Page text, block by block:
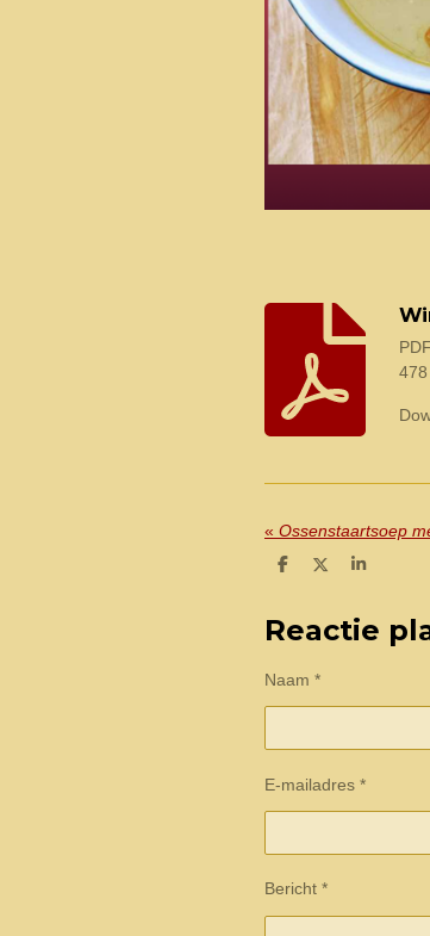
« Ossenstaartsoep
D
e
n
D
S
r
e
Reactie
Naam *
E-mailadres *
Bericht *